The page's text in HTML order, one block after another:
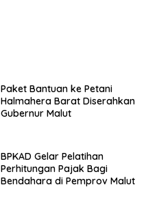
Paket Bantuan ke Petani
Halmahera Barat Diserahkan
Gubernur Malut
BPKAD Gelar Pelatihan
Perhitungan Pajak Bagi
Bendahara di Pemprov Malut